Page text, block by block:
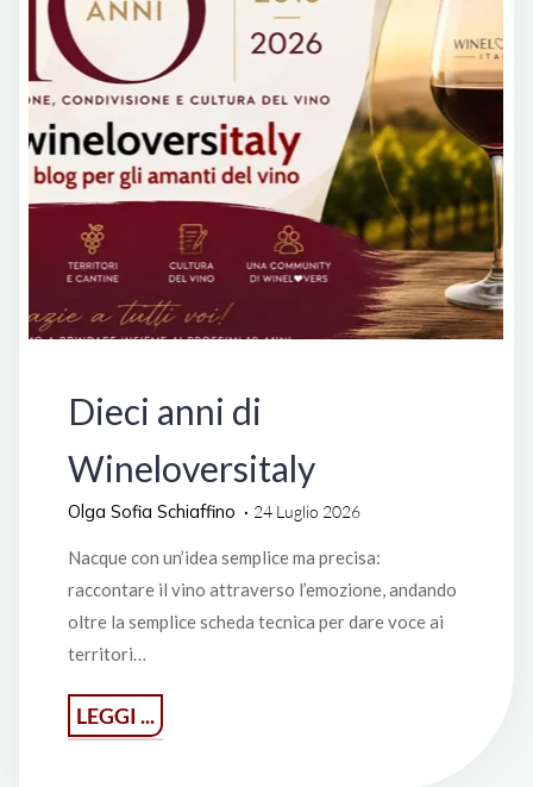
Dieci anni di
Wineloversitaly
Olga Sofia Schiaffino 24 Luglio 2026
Nacque con un’idea semplice ma precisa:
raccontare il vino attraverso l’emozione, andando
oltre la semplice scheda tecnica per dare voce ai
territori…
LEGGI ...
anni